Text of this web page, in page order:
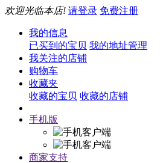
欢迎光临本店! 请登录 免费注册
我的信息
已买到的宝贝 我的地址管理
我关注的店铺
购物车
收藏夹
收藏的宝贝 收藏的店铺
手机版
商家支持